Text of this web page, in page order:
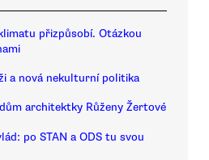
přizpůsobí. Otázkou
a nová nekulturní politika
architektky Růženy Žertové
po STAN a ODS tu svou